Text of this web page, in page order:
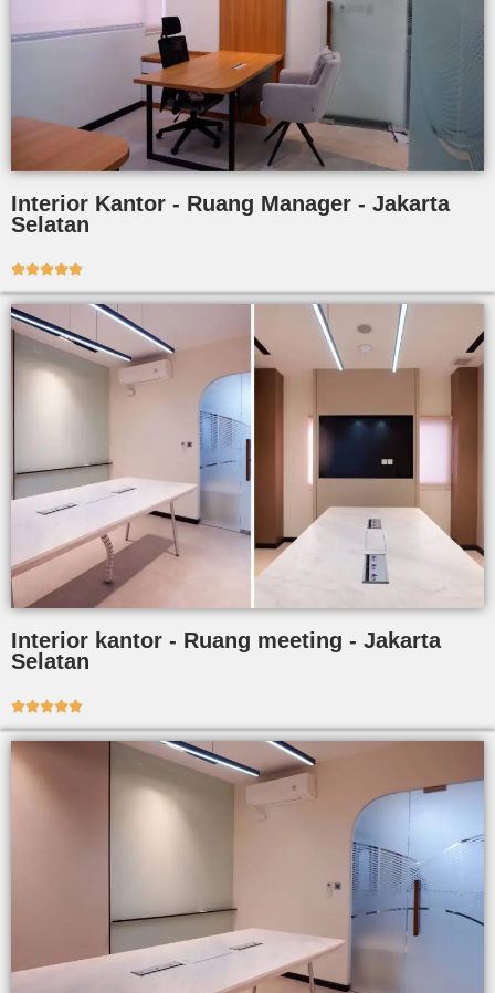
Interior Kantor - Ruang Manager - Jakarta
Selatan

Interior kantor - Ruang meeting - Jakarta
Selatan
